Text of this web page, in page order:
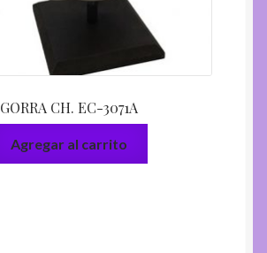
GORRA CH. EC-3071A
Agregar al carrito